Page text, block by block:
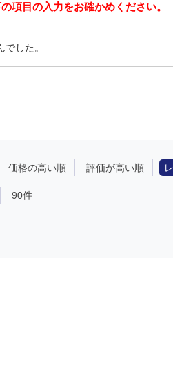
項目の入力をお確かめください。
した。
価格の高い順 評価が高い順
90件